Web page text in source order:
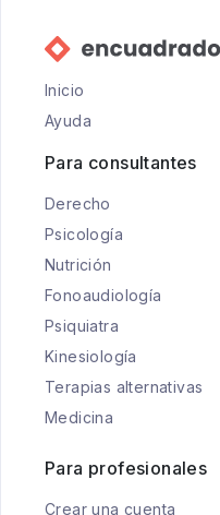
Inicio
Ayuda
Para consultantes
Derecho
Psicología
Nutrición
Fonoaudiología
Psiquiatra
Kinesiología
Terapias alternativas
Medicina
Para profesionales
Crear una cuenta